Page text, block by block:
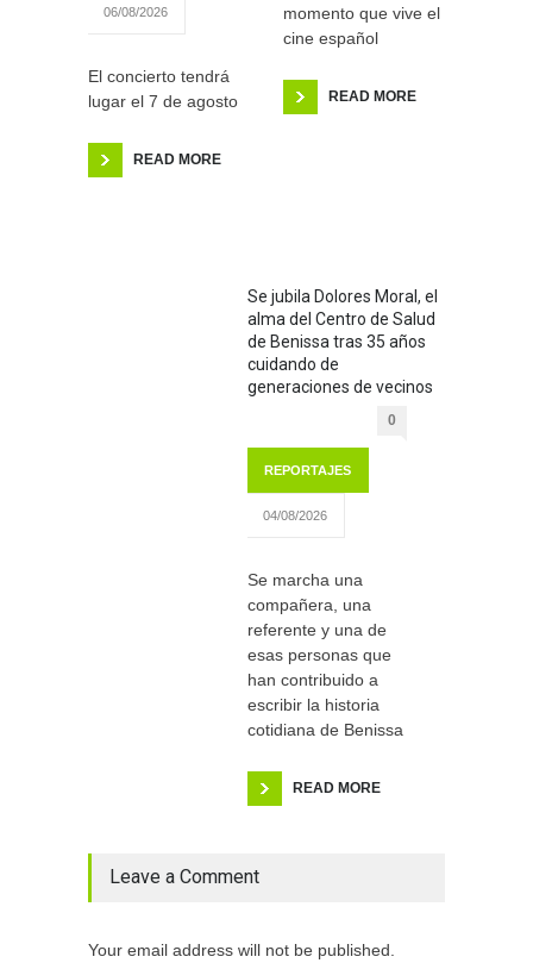
06/08/2026
El concierto tendrá
lugar el 7 de agosto
READ MORE
momento que vive el
cine español
READ MORE
Se jubila Dolores Moral, el
alma del Centro de Salud
de Benissa tras 35 años
cuidando de
generaciones de vecinos
0
REPORTAJES
04/08/2026
Se marcha una
compañera, una
referente y una de
esas personas que
han contribuido a
escribir la historia
cotidiana de Benissa
READ MORE
Leave a Comment
Your email address will not be published.